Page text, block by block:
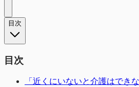
目次
目次
「近くにいないと介護はでき